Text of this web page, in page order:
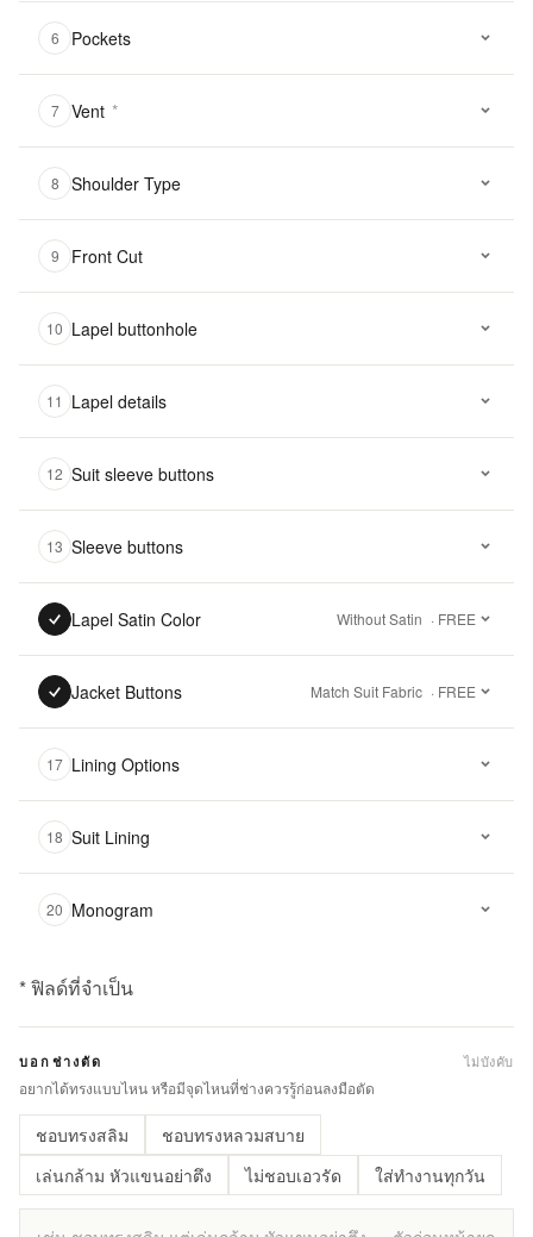
6 Pockets
7 Vent *
8 Shoulder Type
9 Front Cut
10 Lapel buttonhole
11 Lapel details
12 Suit sleeve buttons
13 Sleeve buttons
Lapel Satin Color Without Satin · FREE
Jacket Buttons Match Suit Fabric · FREE
17 Lining Options
18 Suit Lining
20 Monogram
* ฟิลด์ที่จำเป็น
Qty:
เพิ่ม
ไป
ยัง
บอกช่างตัด ไม่บังคับ
อยากได้ทรงแบบไหน หรือมีจุดไหนที่ช่างควรรู้ก่อนลงมือตัด
ชอบทรงสลิม
ชอบทรงหลวมสบาย
เล่นกล้าม หัวแขนอย่าตึง
ไม่ชอบเอวรัด ใส่ทำงานทุกวัน